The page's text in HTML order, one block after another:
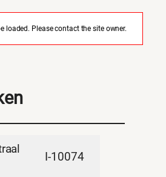
loaded. Please contact the site owner.
I-10074